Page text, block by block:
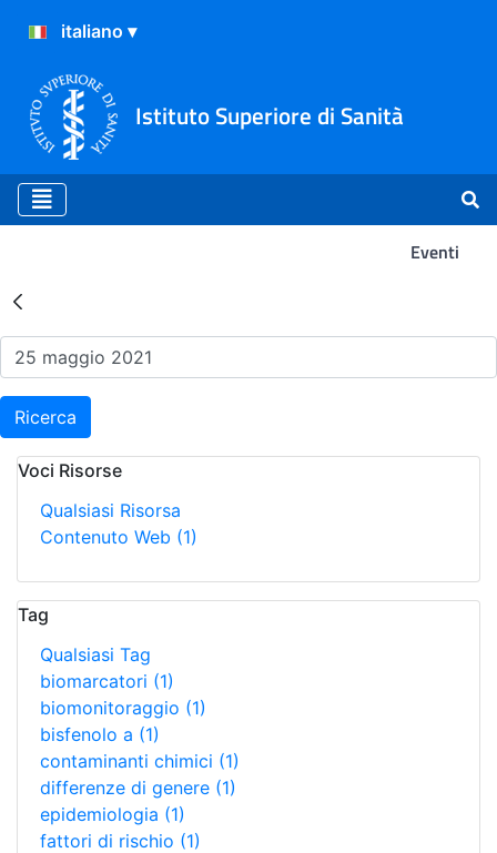
Istituto Superiore di Sanità
Eventi
Risultati della Ricerca -
Ricerca
Voci Risorse
Qualsiasi Risorsa
Contenuto Web (1)
Tag
Qualsiasi Tag
biomarcatori (1)
biomonitoraggio (1)
bisfenolo a (1)
contaminanti chimici (1)
differenze di genere (1)
epidemiologia (1)
fattori di rischio (1)